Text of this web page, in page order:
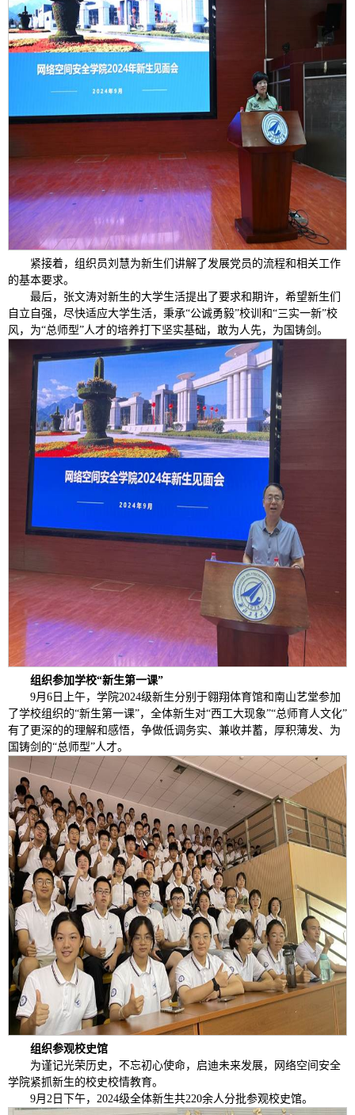
紧接着，组织员刘慧为新生们讲解了发展党员的流程和相关工作
的基本要求。
最后，张文涛对新生的大学生活提出了要求和期许，希望新生们
自立自强，尽快适应大学生活，秉承“公诚勇毅”校训和“三实一新”校
风，为“总师型”人才的培养打下坚实基础，敢为人先，为国铸剑。
组织参加学校“新生第一课”
9月6日上午，学院2024级新生分别于翱翔体育馆和南山艺堂参加
了学校组织的“新生第一课”，全体新生对“西工大现象”“总师育人文化”
有了更深的的理解和感悟，争做低调务实、兼收并蓄，厚积薄发、为
国铸剑的“总师型”人才。
组织参观校史馆
为谨记光荣历史，不忘初心使命，启迪未来发展，网络空间安全
学院紧抓新生的校史校情教育。
9月2日下午，2024级全体新生共220余人分批参观校史馆。